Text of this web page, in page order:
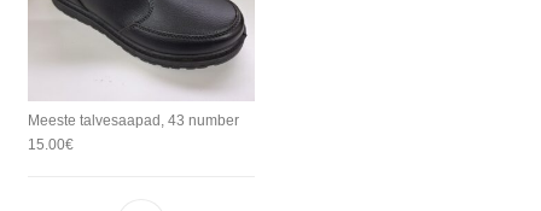
Meeste talvesaapad, 43 number
15.00€